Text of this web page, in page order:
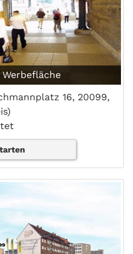
Werbefläche
16, 20099,